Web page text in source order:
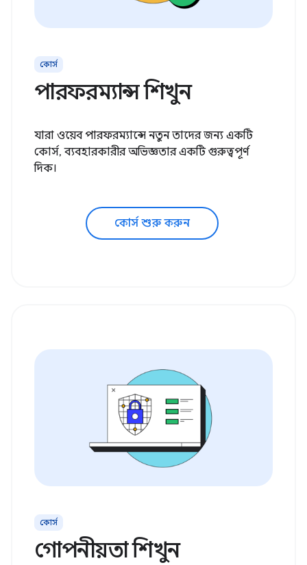
কোর্স
পারফরম্যান্স শিখুন
যারা ওয়েব পারফরম্যান্সে নতুন তাদের জন্য একটি
কোর্স, ব্যবহারকারীর অভিজ্ঞতার একটি গুরুত্বপূর্ণ
দিক।
কোর্স শুরু করুন
কোর্স
গোপনীয়তা শিখুন